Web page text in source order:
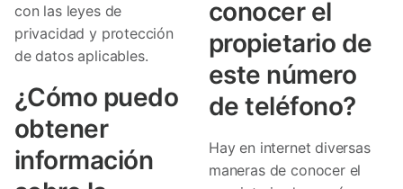
con las leyes de
privacidad y protección
de datos aplicables.
¿Cómo puedo
obtener
información
conocer el
propietario de
este número
de teléfono?
Hay en internet diversas
maneras de conocer el